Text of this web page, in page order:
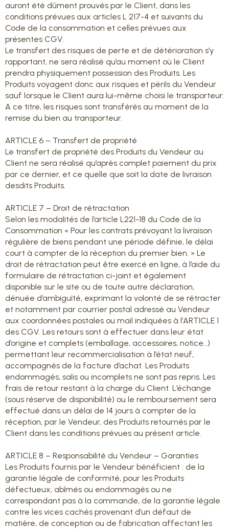
auront été dûment prouvés par le Client, dans les
conditions prévues aux articles L 217-4 et suivants du
Code de la consommation et celles prévues aux
présentes CGV.
Le transfert des risques de perte et de détérioration s’y
rapportant, ne sera réalisé qu’au moment où le Client
prendra physiquement possession des Produits. Les
Produits voyagent donc aux risques et périls du Vendeur
sauf lorsque le Client aura lui-même choisi le transporteur.
A ce titre, les risques sont transférés au moment de la
remise du bien au transporteur.
ARTICLE 6 – Transfert de propriété
Le transfert de propriété des Produits du Vendeur au
Client ne sera réalisé qu’après complet paiement du prix
par ce dernier, et ce quelle que soit la date de livraison
desdits Produits.
ARTICLE 7 – Droit de rétractation
Selon les modalités de l’article L221-18 du Code de la
Consommation « Pour les contrats prévoyant la livraison
régulière de biens pendant une période définie, le délai
court à compter de la réception du premier bien. » Le
droit de rétractation peut être exercé en ligne, à l’aide du
formulaire de rétractation ci-joint et également
disponible sur le site ou de toute autre déclaration,
dénuée d’ambiguïté, exprimant la volonté de se rétracter
et notamment par courrier postal adressé au Vendeur
aux coordonnées postales ou mail indiquées à l’ARTICLE 1
des CGV. Les retours sont à effectuer dans leur état
d’origine et complets (emballage, accessoires, notice…)
permettant leur recommercialisation à l’état neuf,
accompagnés de la facture d’achat. Les Produits
endommagés, salis ou incomplets ne sont pas repris. Les
frais de retour restant à la charge du Client. L’échange
(sous réserve de disponibilité) ou le remboursement sera
effectué dans un délai de 14 jours à compter de la
réception, par le Vendeur, des Produits retournés par le
Client dans les conditions prévues au présent article.
ARTICLE 8 – Responsabilité du Vendeur – Garanties
Les Produits fournis par le Vendeur bénéficient : de la
garantie légale de conformité, pour les Produits
défectueux, abîmés ou endommagés ou ne
correspondant pas à la commande, de la garantie légale
contre les vices cachés provenant d’un défaut de
matière, de conception ou de fabrication affectant les